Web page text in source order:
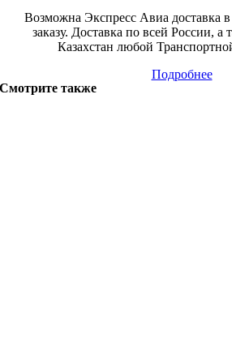
Возможна Экспресс Авиа доставка
заказу. Доставка по всей России, а
Казахстан любой
Подробнее
Смотрите также